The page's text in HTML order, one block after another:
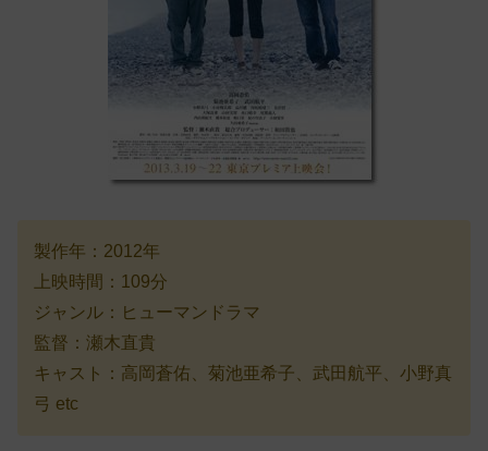
製作年：2012年
上映時間：109分
ジャンル：ヒューマンドラマ
監督：瀬木直貴
キャスト：高岡蒼佑、菊池亜希子、武田航平、小野真
弓 etc